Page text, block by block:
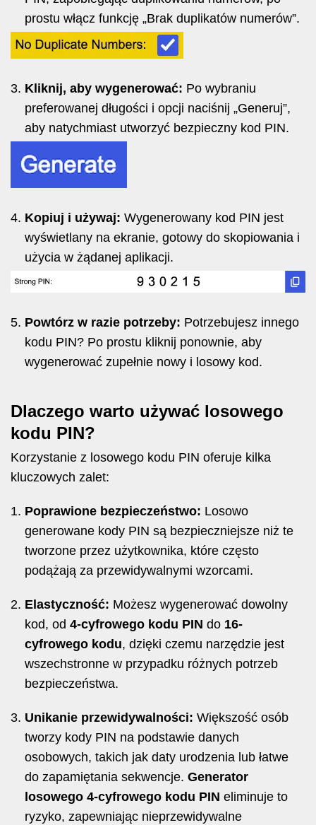
prostu włącz funkcję „Brak duplikatów numerów”.
Kliknij, aby wygenerować: Po wybraniu
preferowanej długości i opcji naciśnij „Generuj”,
aby natychmiast utworzyć bezpieczny kod PIN.
Kopiuj i używaj: Wygenerowany kod PIN jest
wyświetlany na ekranie, gotowy do skopiowania i
użycia w żądanej aplikacji.
Powtórz w razie potrzeby: Potrzebujesz innego
kodu PIN? Po prostu kliknij ponownie, aby
wygenerować zupełnie nowy i losowy kod.
Dlaczego warto używać losowego
kodu PIN?
Korzystanie z losowego kodu PIN oferuje kilka
kluczowych zalet:
Poprawione bezpieczeństwo: Losowo
generowane kody PIN są bezpieczniejsze niż te
tworzone przez użytkownika, które często
podążają za przewidywalnymi wzorcami.
Elastyczność: Możesz wygenerować dowolny
kod, od 4-cyfrowego kodu PIN do 16-
cyfrowego kodu, dzięki czemu narzędzie jest
wszechstronne w przypadku różnych potrzeb
bezpieczeństwa.
Unikanie przewidywalności: Większość osób
tworzy kody PIN na podstawie danych
osobowych, takich jak daty urodzenia lub łatwe
do zapamiętania sekwencje. Generator
losowego 4-cyfrowego kodu PIN eliminuje to
ryzyko, zapewniając nieprzewidywalne